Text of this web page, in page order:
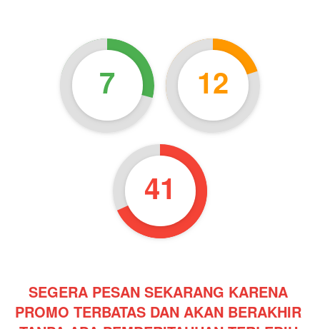
7 12
40
SEGERA PESAN SEKARANG KARENA
PROMO TERBATAS DAN AKAN BERAKHIR